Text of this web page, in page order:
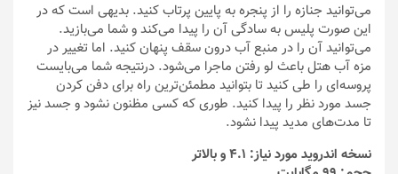
می‌توانید جنازه را از پنجره به پایین پرتاب کنید. بدیهی است که در
این صورت پلیس به سادگی آن را پیدا می‌کند و شما می‌بازید.
می‌توانید آن را در منبع آب درون سقف پنهان کنید. اما تغییر در
مزه آب هتل باعث لو رفتن ماجرا می‌شود. درنتیجه شما می‌بایست
پروسه‌ای را طی کنید تا بتوانید مطمئن‌ترین راه برای دفن کردن
جسد مورد نظر را پیدا کنید. طوری که کسی مظنون نشود و جسد نیز
تا مدت‌های مدید پیدا نشود.
نسخه اندروید مورد نیاز: 4.1 و بالاتر